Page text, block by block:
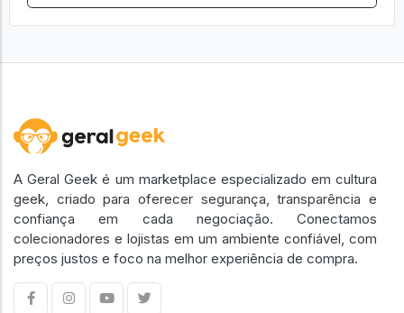
A Geral Geek é um marketplace especializado em cultura
geek, criado para oferecer segurança, transparência e
confiança em cada negociação. Conectamos
colecionadores e lojistas em um ambiente confiável, com
preços justos e foco na melhor experiência de compra.